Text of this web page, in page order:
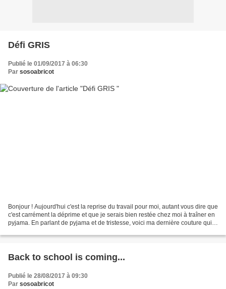
Défi GRIS
Publié le 01/09/2017 à 06:30
Par sosoabricot
Bonjour ! Aujourd'hui c'est la reprise du travail pour moi, autant vous dire que
c'est carrément la déprime et que je serais bien restée chez moi à traîner en
pyjama. En parlant de pyjama et de tristesse, voici ma dernière couture qui
Back to school is coming...
Publié le 28/08/2017 à 09:30
Par sosoabricot